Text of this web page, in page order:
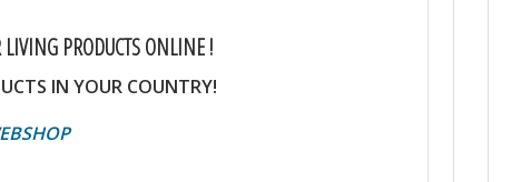
LIVING PRODUCTS ONLINE !
IN YOUR COUNTRY!